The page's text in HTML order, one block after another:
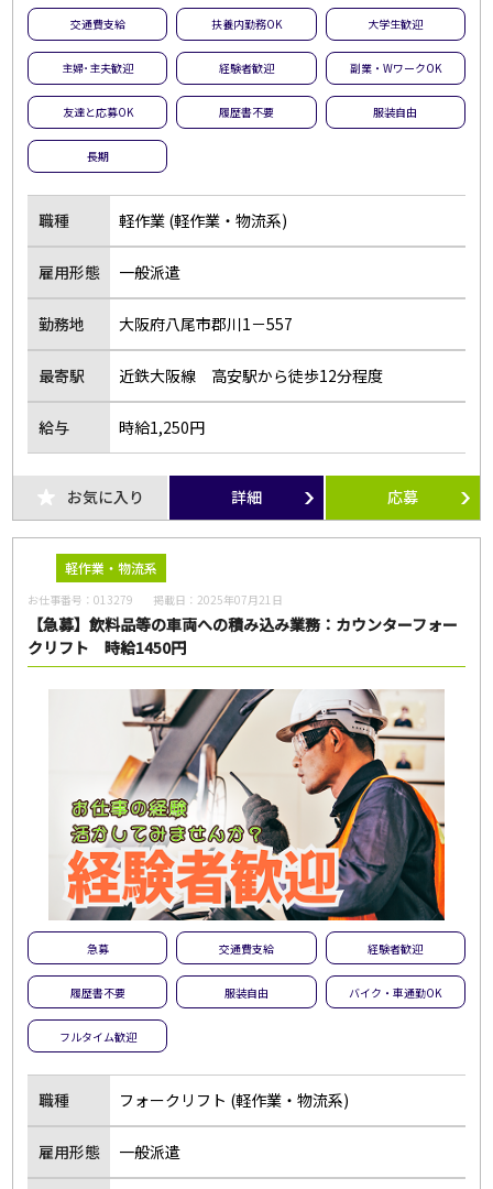
交通費支給 扶養内勤務OK 大学生歓迎
主婦･主夫歓迎 経験者歓迎 副業・WワークOK
友達と応募OK 履歴書不要 服装自由
長期
職種 軽作業 (軽作業・物流系)
雇用形態 一般派遣
勤務地 大阪府八尾市郡川1－557
最寄駅 近鉄大阪線 高安駅から徒歩12分程度
給与 時給1,250円
お気に入り 詳細 応募
軽作業・物流系
お仕事番号：013279 掲載日： 2025年07月21日
【急募】飲料品等の車両への積み込み業務：カウンターフォー
クリフト 時給1450円
急募 交通費支給 経験者歓迎
履歴書不要 服装自由 バイク・車通勤OK
フルタイム歓迎
職種 フォークリフト (軽作業・物流系)
雇用形態 一般派遣